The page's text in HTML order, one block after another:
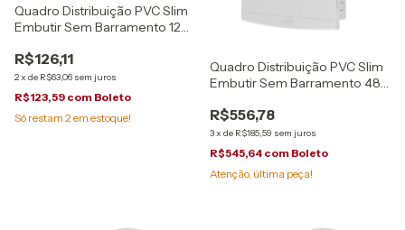
Quadro Distribuição PVC Slim
Embutir Sem Barramento 12
R$126,11
2x de R$63,06 sem juros
R$123,59 com Boleto
Só restam 2em estoque!
Quadro Distribuição PVC Slim
Embutir Sem Barramento 48
R$556,78
3x de R$185,59 sem juros
R$545,64 com Boleto
Atenção, última peça!